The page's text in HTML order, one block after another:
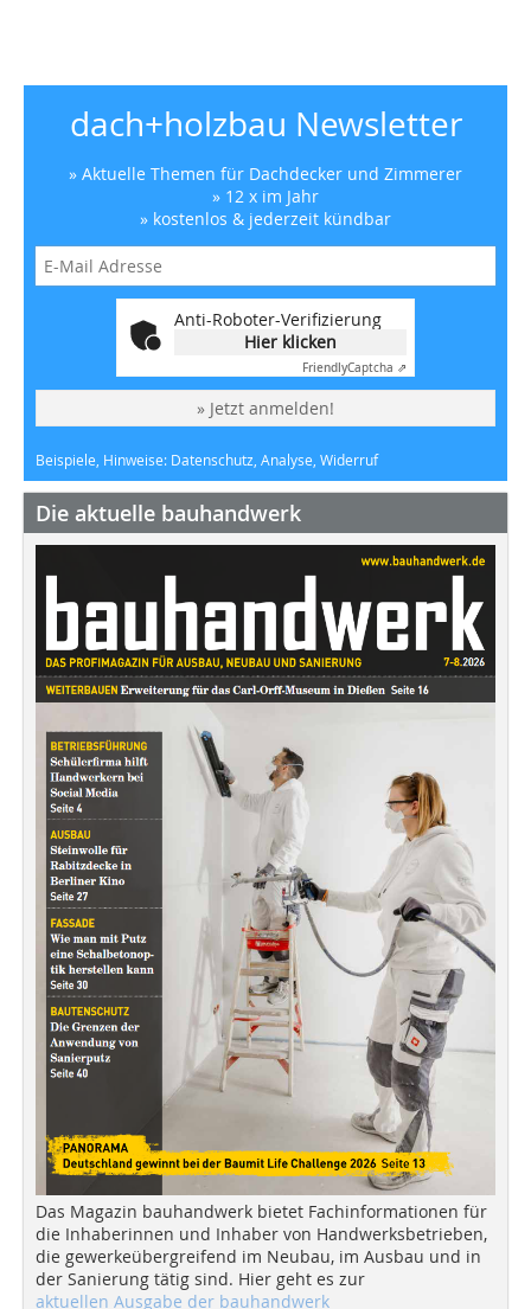
dach+holzbau Newsletter
» Aktuelle Themen für Dachdecker und Zimmerer
» 12 x im Jahr
» kostenlos & jederzeit kündbar
Anti-Roboter-Verifizierung
Hier klicken
FriendlyCaptcha ⇗
» Jetzt anmelden!
Beispiele, Hinweise: Datenschutz, Analyse, Widerruf
Die aktuelle bauhandwerk
Das Magazin bauhandwerk bietet Fachinformationen für
die Inhaberinnen und Inhaber von Handwerksbetrieben,
die gewerkeübergreifend im Neubau, im Ausbau und in
der Sanierung tätig sind. Hier geht es zur
aktuellen Ausgabe der bauhandwerk